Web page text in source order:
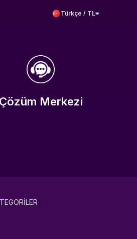
Türkçe / TL
Çözüm Merkezi